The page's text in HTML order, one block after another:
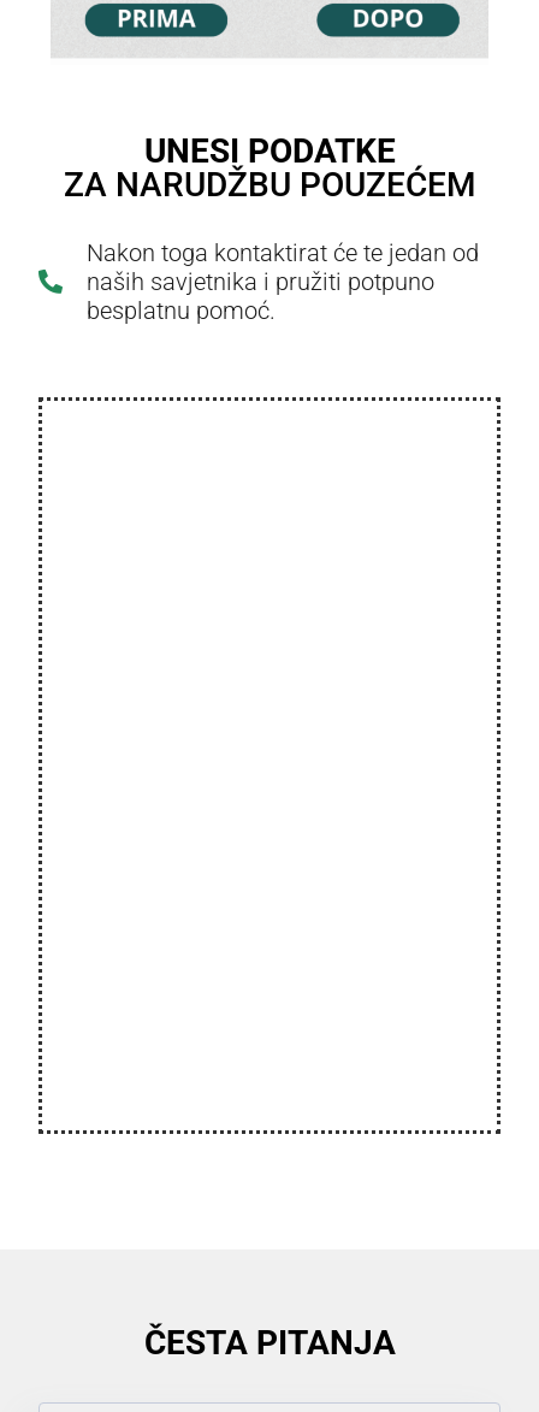
UNESI PODATKE
ZA NARUDŽBU POUZEĆEM
Nakon toga kontaktirat će te jedan od
naših savjetnika i pružiti potpuno
besplatnu pomoć.
ČESTA PITANJA